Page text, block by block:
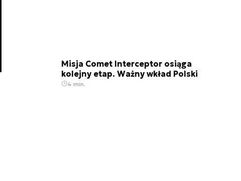
Misja Comet Interceptor osiąga
kolejny etap. Ważny wkład Polski
4 min.